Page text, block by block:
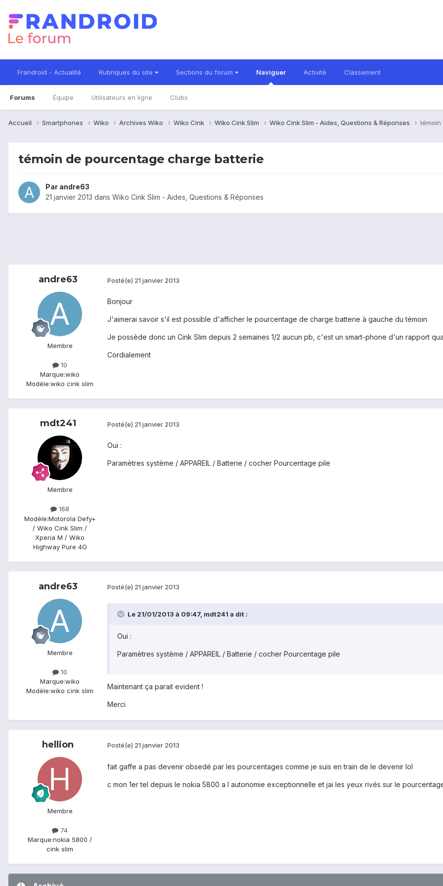
Frandroid - Actualité Rubriques du site Sections du forum Naviguer
Forums Équipe Utilisateurs en ligne Clubs
Activité Classement
Accueil Smartphones Wiko Archives Wiko Wiko Cink Wiko Cink Slim Wiko Cink Slim - Aides, Questions & Réponses témoin
témoin de pourcentage charge batterie
Par andre63
21 janvier 2013 dans Wiko Cink Slim - Aides, Questions & Réponses
andre63
Membre
10
Marque:wiko
Modèle:wiko cink slim
Posté(e) 21 janvier 2013
Bonjour
J'aimerai savoir s'il est possible d'afficher le pourcentage de charge batterie à gauche du témoin
Je possède donc un Cink Slim depuis 2 semaines 1/2 aucun pb, c'est un smart-phone d'un rapport
Cordialement
mdt241
Membre
168
Modèle:Motorola Defy+
/ Wiko Cink Slim /
Xperia M / Wiko
Highway Pure 4G
Posté(e) 21 janvier 2013
Oui :
Paramètres système / APPAREIL / Batterie / cocher Pourcentage pile
andre63
Membre
10
Marque:wiko
Modèle:wiko cink slim
Posté(e) 21 janvier 2013
Le 21/01/2013 à 09:47, mdt241 a dit :
Oui :
Paramètres système / APPAREIL / Batterie / cocher Pourcentage pile
Maintenant ça parait evident !
Merci
hellion
Membre
74
Marque:nokia 5800 /
cink slim
Posté(e) 21 janvier 2013
fait gaffe a pas devenir obsedé par les pourcentages comme je suis en train de le devenir lol
c mon 1er tel depuis le nokia 5800 a l autonomie exceptionnelle et jai les yeux rivés sur le